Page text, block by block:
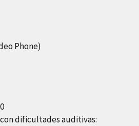
Phone)
con dificultades auditivas: